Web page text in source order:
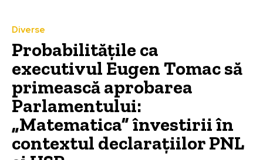
Diverse
Probabilitățile ca
executivul Eugen Tomac să
primească aprobarea
Parlamentului:
„Matematica” învestirii în
contextul declarațiilor PNL